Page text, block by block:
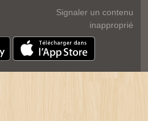
Signaler un contenu
inapproprié